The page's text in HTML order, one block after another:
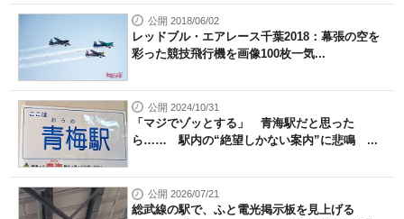
公開 2018/06/02
レッドブル・エアレース千葉2018：幕張の空を
彩った競技飛行機を画像100枚一気...
公開 2024/10/31
「マジでゾッとする」 青海駅だと思った
ら…… 駅内の“絶望しかない案内”に悲鳴 ...
公開 2026/07/21
総武線の駅で、ふと電光掲示板を見上げる